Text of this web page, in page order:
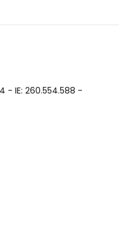
- IE: 260.554.588 -